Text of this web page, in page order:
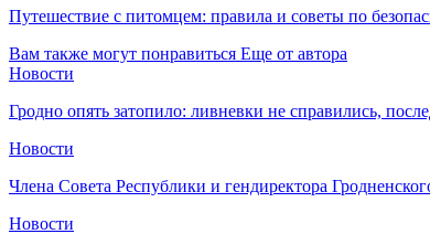
Путешествие с питомцем: правила и советы по
Вам также могут понравиться Еще от автора
Новости
Гродно опять затопило: ливневки не справились,
Новости
Члена Совета Республики и гендиректора
Новости